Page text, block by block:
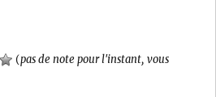
(pas de note pour l'instant, vous